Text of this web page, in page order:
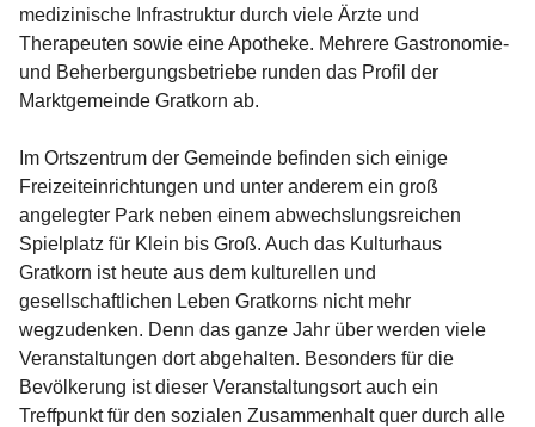
medizinische Infrastruktur durch viele Ärzte und
Therapeuten sowie eine Apotheke. Mehrere Gastronomie-
und Beherbergungsbetriebe runden das Profil der
Marktgemeinde Gratkorn ab.
Im Ortszentrum der Gemeinde befinden sich einige
Freizeiteinrichtungen und unter anderem ein groß
angelegter Park neben einem abwechslungsreichen
Spielplatz für Klein bis Groß. Auch das Kulturhaus
Gratkorn ist heute aus dem kulturellen und
gesellschaftlichen Leben Gratkorns nicht mehr
wegzudenken. Denn das ganze Jahr über werden viele
Veranstaltungen dort abgehalten. Besonders für die
Bevölkerung ist dieser Veranstaltungsort auch ein
Treffpunkt für den sozialen Zusammenhalt quer durch alle